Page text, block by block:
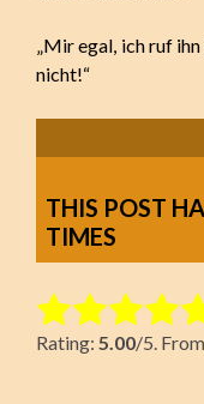
„Mir egal, ich ruf
nicht!“
THIS POST
TIMES
Rate this item:
Submit Rating
Rating: 5.00/5.